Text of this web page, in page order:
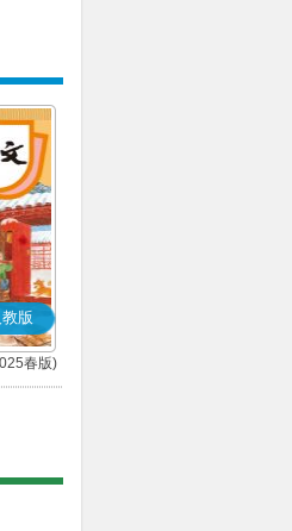
教版
春版)